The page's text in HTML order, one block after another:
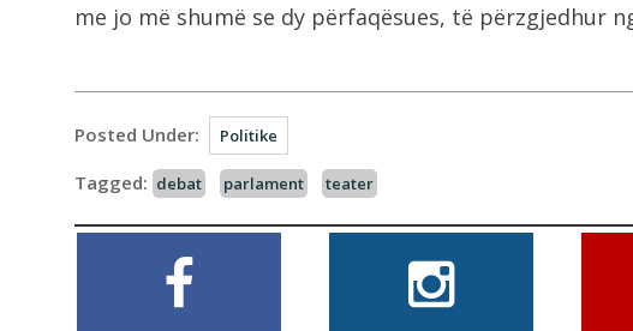
me jo më shumë se dy përfaqësues, të përzgjedhur
Posted Under: Politike
Tagged: debat parlament teater